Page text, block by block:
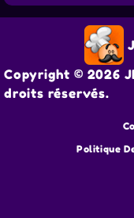
Copyright © 2026
droits réservés.
Politique